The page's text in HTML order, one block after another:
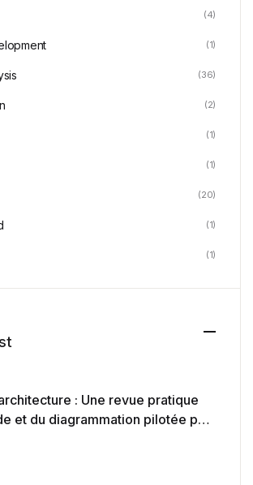
(4)
(1)
(36)
(2)
(1)
(1)
(20)
(1)
(1)
: Une revue pratique
et du diagrammation pilotée par